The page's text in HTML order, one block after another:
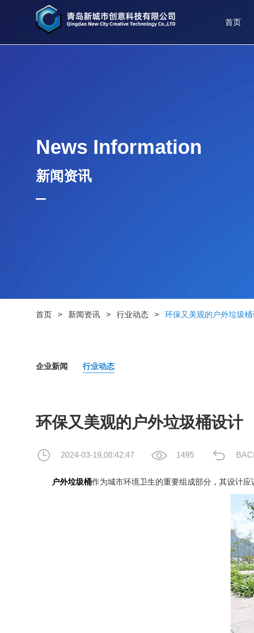
首页
News Information
新闻资讯
首页 > 新闻资讯 > 行业动态 > 环保又美观的户外垃圾
企业新闻 行业动态
环保又美观的户外垃圾桶设计
2024-03-19,08:42:47 1495
户外垃圾桶作为城市环境卫生的重要组成部分，其设计